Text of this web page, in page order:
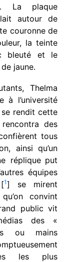
La plaque
autour de
couronne de
la teinte
bleuté et le
jaune.
Thelma
à l’université
rendit cette
des
tous
ainsi qu’un
réplique put
équipes
1] se mirent
convint
public vit
des «
ou mains
les plus